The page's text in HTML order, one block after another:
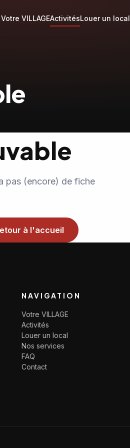
Votre VILLAGEActivitésLouer un local
pas (encore) de fiche
à l'accueil
NAVIGATION
Votre VILLAGE
Activités
Louer un local
Nos services
FAQ
Contact